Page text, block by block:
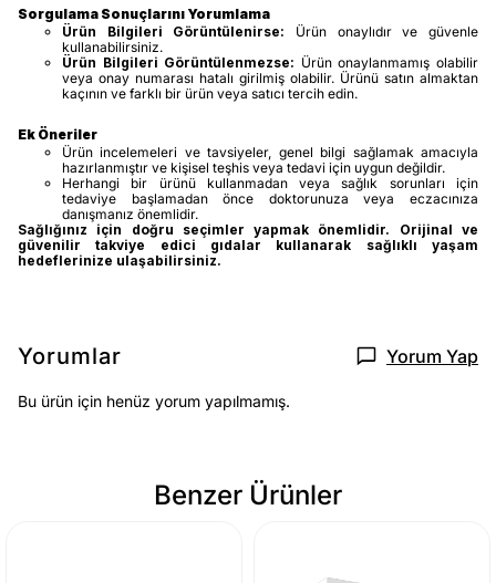
Sorgulama Sonuçlarını Yorumlama
Ürün Bilgileri Görüntülenirse: Ürün onaylıdır ve güvenle
kullanabilirsiniz.
Ürün Bilgileri Görüntülenmezse: Ürün onaylanmamış olabilir
veya onay numarası hatalı girilmiş olabilir. Ürünü satın almaktan
kaçının ve farklı bir ürün veya satıcı tercih edin.
Ek Öneriler
Ürün incelemeleri ve tavsiyeler, genel bilgi sağlamak amacıyla
hazırlanmıştır ve kişisel teşhis veya tedavi için uygun değildir.
Herhangi bir ürünü kullanmadan veya sağlık sorunları için
tedaviye başlamadan önce doktorunuza veya eczacınıza
danışmanız önemlidir.
Sağlığınız için doğru seçimler yapmak önemlidir. Orijinal ve
güvenilir takviye edici gıdalar kullanarak sağlıklı yaşam
hedeflerinize ulaşabilirsiniz.
Yorumlar Yorum Yap
Bu ürün için henüz yorum yapılmamış.
Benzer Ürünler